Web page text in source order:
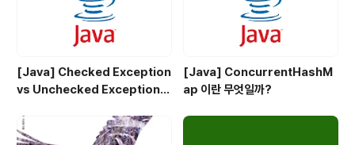
[Java] Checked Exception
vs Unchecked Exception
[Java] ConcurrentHashM
ap 이란 무엇일까?